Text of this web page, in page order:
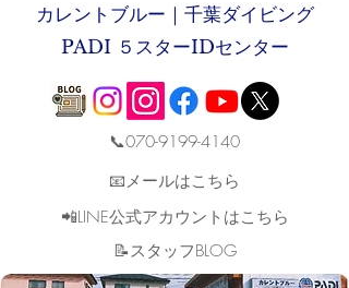
カレントブルー｜千葉ダイビング
PADI ５スターIDセンター
📞070-9199-4140
📧メールはこちら
📲LINE公式アカウントはこちら
​📝スタッフBLOG